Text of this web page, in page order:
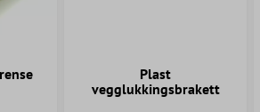
Plast
vegglukkingsbrakett